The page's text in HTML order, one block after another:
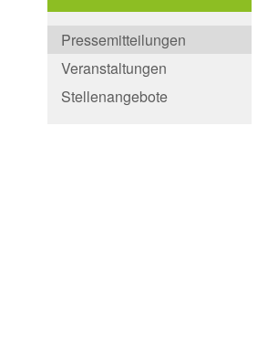
Pressemitteilungen
Veranstaltungen
Stellenangebote